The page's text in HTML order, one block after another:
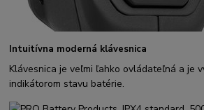
Intuitívna moderná klávesnica
Klávesnica je veľmi ľahko ovládateľná a je
indikátorom stavu batérie.